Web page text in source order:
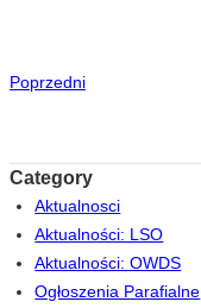
Poprzedni
Category
Aktualnosci
Aktualności: LSO
Aktualności: OWDS
Ogłoszenia Parafialne